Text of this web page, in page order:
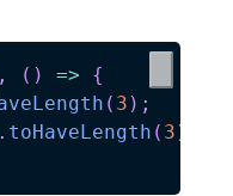
, ( ) =>
{
( 3 ) ;
. toHaveLength ( 3 )